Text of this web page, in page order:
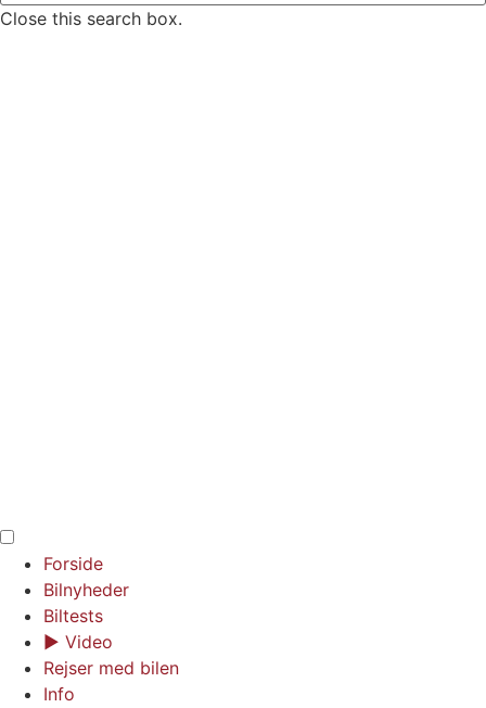
Close this search box.
Forside
Bilnyheder
Biltests
▶︎ Video
Rejser med bilen
Info